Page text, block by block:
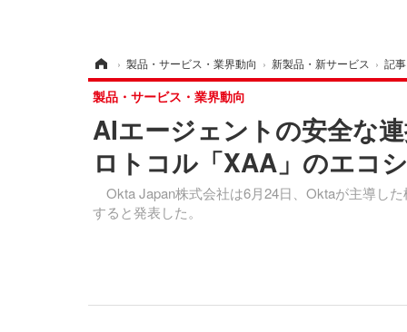
› 製品・サービス・業界動向 › 新製品・新サービス › 記事
AIエージェントの安全な
ロトコル「XAA」のエコ
Okta Japan株式会社は6月24日、Oktaが主導し
すると発表した。
製品・サービス・業界動向